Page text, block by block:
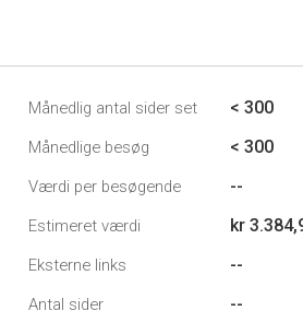
Månedlig antal sider set < 300
Månedlige besøg < 300
Værdi per besøgende --
Estimeret værdi kr
Eksterne links --
Antal sider --